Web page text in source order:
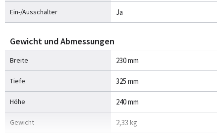
Ein-/Ausschalter Ja
Gewicht und Abmessungen
Breite 230 mm
Tiefe 325 mm
Höhe 240 mm
Gewicht 2,33 kg